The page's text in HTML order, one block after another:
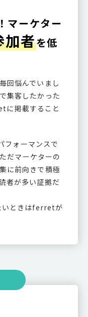
マーケター
加者を低
回悩んでいまし
集客したかった
に掲載すること
フォーマンスで
だマーケターの
に前向きで積極
者が多い証拠だ
いときはferretが